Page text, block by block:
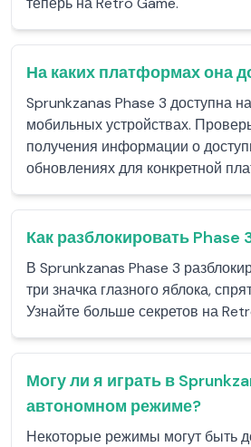
На каких платформах она
Sprunkzanas Phase 3 доступна
мобильных устройствах.
получения информации о
обновлениях для конкретной
Как разблокировать Phase
В Sprunkzanas Phase 3
три значка глазного яблока,
Узнайте больше секретов на
Могу ли я играть в
автономном режиме?
Некоторые режимы могут быть